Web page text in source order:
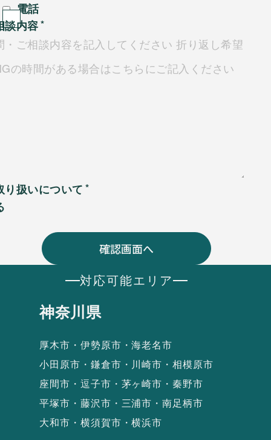
電話
談内容
り扱いについて
対応可能エリア
神奈川県
厚木市・伊勢原市・海老名市
小田原市・鎌倉市・川崎市・相模原市
座間市・逗子市・茅ヶ崎市・秦野市
平塚市・藤沢市・三浦市・南足柄市
大和市・横須賀市・横浜市